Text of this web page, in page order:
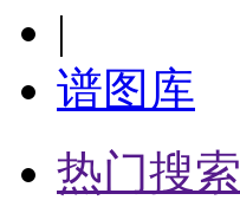
|
谱图库
热门搜索